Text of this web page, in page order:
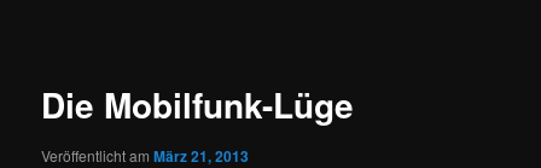
Die Mobilfunk-Lüge
Veröffentlicht amMärz 21, 2013